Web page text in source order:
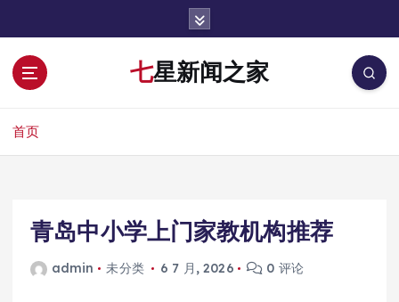
七星新闻之家
首页
青岛中小学上门家教机构推荐
admin 未分类 6 7 月, 2026 0 评论